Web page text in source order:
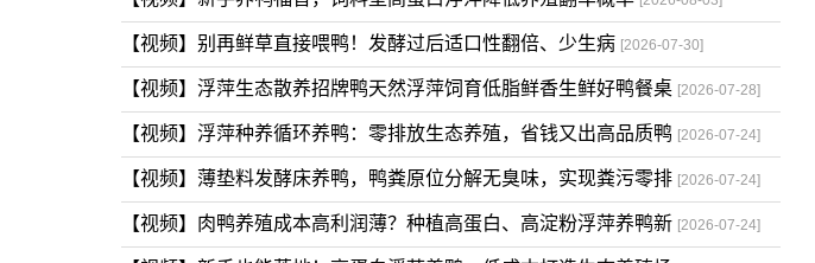
现代生态鸭鹅养殖 更多 >
【视频】新手养鸭福音，饲料型高蛋白浮萍降低养殖翻车概率[2026-08-03]
【视频】别再鲜草直接喂鸭！发酵过后适口性翻倍、少生病[2026-07-30]
【视频】浮萍生态散养招牌鸭天然浮萍饲育低脂鲜香生鲜好鸭餐桌[2026-07-28]
【视频】浮萍种养循环养鸭：零排放生态养殖，省钱又出高品质鸭[2026-07-24]
【视频】薄垫料发酵床养鸭，鸭粪原位分解无臭味，实现粪污零排[2026-07-24]